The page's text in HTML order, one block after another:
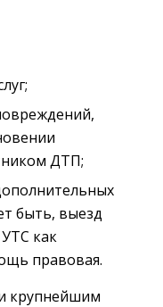
ДТП;
быть, выезд
как
правовая.
крупнейшим